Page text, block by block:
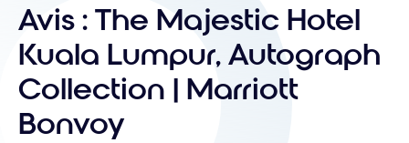
Avis : The Majestic Hotel
Kuala Lumpur, Autograph
Collection | Marriott
Bonvoy